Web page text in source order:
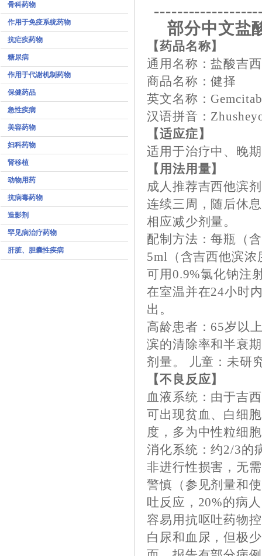
骨科药物
作用于免疫系统药物
抗疟疾药物
糖尿病
作用于代谢机制药物
保健药品
急性疾病
美容药物
妇科药物
肾移植
动物用药
抗病毒药物
造影剂
罕见病治疗药物
肝脏、胆囊性疾病
部分中文盐
【药品名称】
通用名称：盐酸吉
商品名称：健择
英文名称：
汉语拼音：
【适应症】
适用于治疗中、晚
【用法用量】
成人推荐吉西他滨
连续三周，随后休
相应减少剂量。
配制方法：每瓶（
5ml（含吉西他滨
可用0.9%氯化钠注
在室温并在24小时
出。
高龄患者：65岁以
滨的清除率和半衰
剂量。 儿童：未研
【不良反应】
血液系统：由于吉
可出现贫血、白细
度，多为中性粒细
消化系统：约2/3的
非进行性损害，无
警慎（参见剂量和
吐反应，20%的病
容易用抗呕吐药物
白尿和血尿，但极